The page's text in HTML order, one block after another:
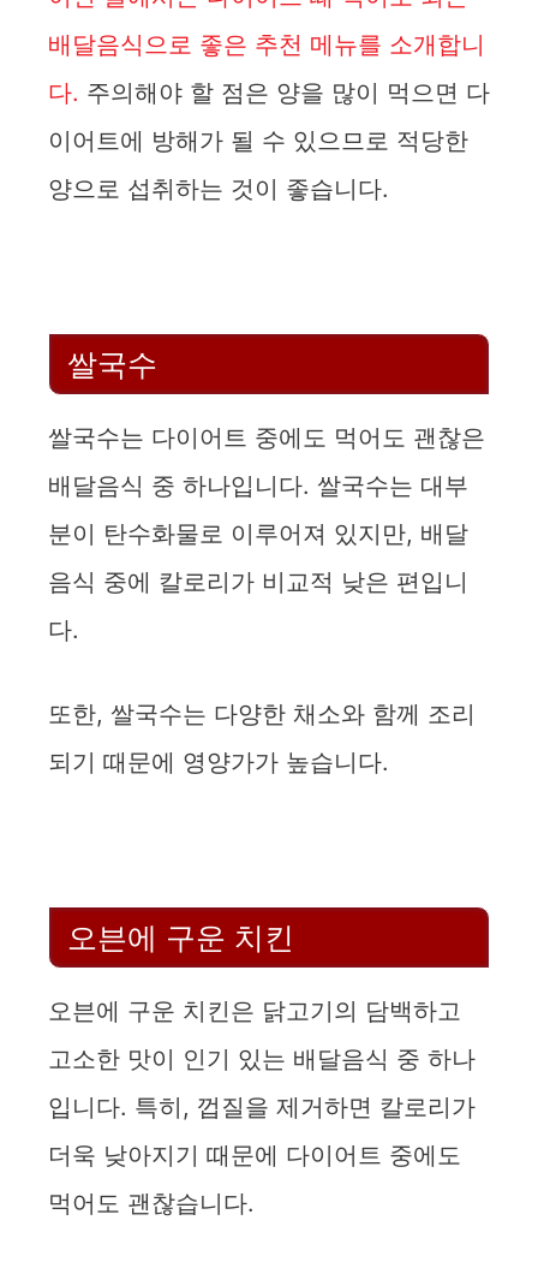
배달음식으로 좋은 추천 메뉴를 소개합니
다. 주의해야 할 점은 양을 많이 먹으면 다
이어트에 방해가 될 수 있으므로 적당한
양으로 섭취하는 것이 좋습니다.
쌀국수
쌀국수는 다이어트 중에도 먹어도 괜찮은
배달음식 중 하나입니다. 쌀국수는 대부
분이 탄수화물로 이루어져 있지만, 배달
음식 중에 칼로리가 비교적 낮은 편입니
다.
또한, 쌀국수는 다양한 채소와 함께 조리
되기 때문에 영양가가 높습니다.
오븐에 구운 치킨
오븐에 구운 치킨은 닭고기의 담백하고
고소한 맛이 인기 있는 배달음식 중 하나
입니다. 특히, 껍질을 제거하면 칼로리가
더욱 낮아지기 때문에 다이어트 중에도
먹어도 괜찮습니다.